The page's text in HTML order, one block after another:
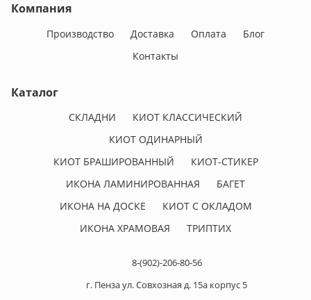
Компания
Производство Доставка Оплата
Блог
Контакты
Каталог
СКЛАДНИ
КИОТ КЛАССИЧЕСКИЙ
КИОТ ОДИНАРНЫЙ
КИОТ БРАШИРОВАННЫЙ
КИОТ-СТИКЕР
ИКОНА ЛАМИНИРОВАННАЯ
БАГЕТ
ИКОНА НА ДОСКЕ
КИОТ С ОКЛАДОМ
ИКОНА ХРАМОВАЯ
ТРИПТИХ
8-(902)-206-80-56
г. Пенза ул. Совхозная д. 15а корпус 5